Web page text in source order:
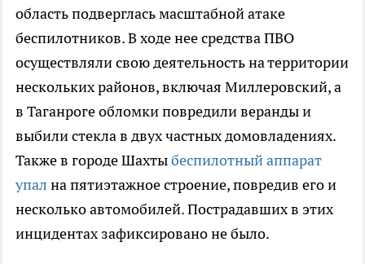
область подверглась масштабной атаке
беспилотников. В ходе нее средства ПВО
осуществляли свою деятельность на территории
нескольких районов, включая Миллеровский, а
в Таганроге обломки повредили веранды и
выбили стекла в двух частных домовладениях.
Также в городе Шахтыбеспилотный аппарат
упал на пятиэтажное строение, повредив его и
несколько автомобилей. Пострадавших в этих
инцидентах зафиксировано не было.